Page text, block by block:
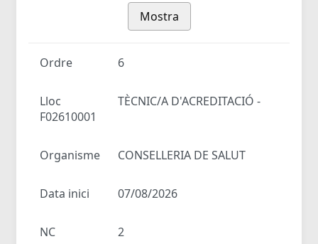
Mostra
Ordre 6
Lloc
TÈCNIC/A D'ACREDITACIÓ -
F02610001
Organisme CONSELLERIA DE SALUT
Data inici 07/08/2026
NC 2